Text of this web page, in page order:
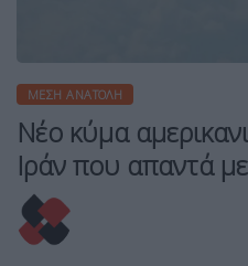
ΜΈΣΗ ΑΝΑΤΟΛΉ
Νέο κύμα
Ιράν που απαντά